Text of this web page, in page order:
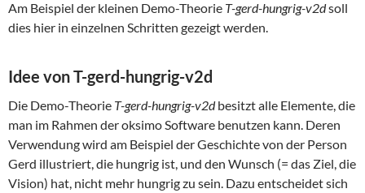
Am Beispiel der kleinen Demo-Theorie T-gerd-hungrig-v2dsoll
dies hier in einzelnen Schritten gezeigt werden.
Idee von T-gerd-hungrig-v2d
Die Demo-Theorie T-gerd-hungrig-v2dbesitzt alle Elemente, die
man im Rahmen der oksimo Software benutzen kann. Deren
Verwendung wird am Beispiel der Geschichte von der Person
Gerd illustriert, die hungrig ist, und den Wunsch (= das Ziel, die
Vision) hat, nicht mehr hungrig zu sein. Dazu entscheidet sich